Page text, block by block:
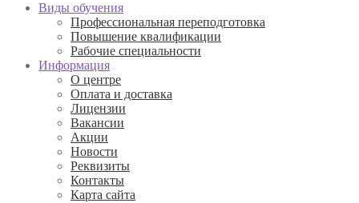
Виды обучения
Профессиональная переподготовка
Повышение квалификации
Рабочие специальности
Информация
О центре
Оплата и доставка
Лицензии
Вакансии
Акции
Новости
Реквизиты
Контакты
Карта сайта